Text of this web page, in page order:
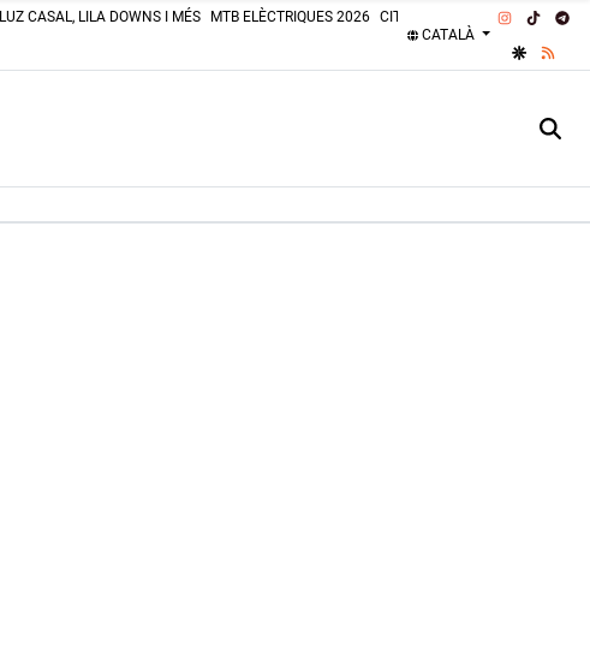
LUZ CASAL, LILA DOWNS I MÉS MTB ELÈCTRIQUES 2026 CITROËN 2CV 2026
PLATGES
CATALÀ
INSTAGRAM
TIKTOK
GOOGLE
RSS